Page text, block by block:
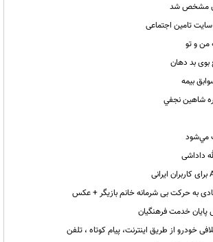
مشخص شد
تامین اجتماعی
و تو
بیمه
شاهين نجفي
مي‌شود
داداشی
به حرکت بی شرمانه خانم بازیگر + عکس
خودرو از طریق اینترنت، پیام کوتاه ، تلفن